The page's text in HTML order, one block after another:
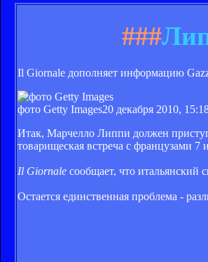
###
Il Giornale дополняет информацию
фото Getty Images20 декабря 2010,
Итак, Марчелло Липпи должен
товарищеская встреча с французами
Il Giornale сообщает, что итальянский
Остается единственная проблема -